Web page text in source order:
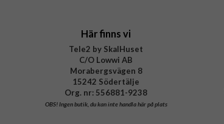
Här finns vi
Tele2 by SkalHuset
C/O Lowwi AB
Morabergsvägen 8
15242 Södertälje
Org. nr: 556881-9238
OBS!Ingen butik, du kan inte handla här på plats